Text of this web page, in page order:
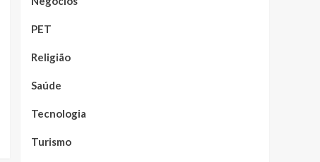
PET
Religião
Saúde
Tecnologia
Turismo